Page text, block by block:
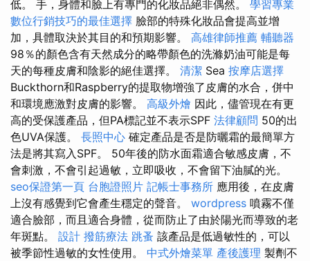
低。 手，身體和臉上有專門的化妝品絕非偶然。 學習專業
數位行銷技巧的最佳選擇 臉部的特殊化妝品會提高並增
加，具體取決於其目的和預期影響。 高雄律師推薦 輔聽器
98％的顏色含有天然成分的略帶顏色的洗滌奶油可能是每
天的每種皮膚和陰影的絕佳選擇。 清潔 Sea 按摩店選擇
Buckthorn和Raspberry的提取物增強了皮膚的水合，併中
和環境應激對皮膚的影響。 高級外燴 因此，儘管現在有更
高的受保護產品，但PA標記並不表示SPF 法律顧問 50的出
色UVA保護。 長照中心 確定產品是否是防曬霜的最簡單方
法是將其寫入SPF。 50年後的防水面霜適合敏感皮膚，不
會刺激，不會引起過敏，立即吸收，不會留下油膩的光。
seo保證第一頁 台胞證照片 記帳士事務所 應用後，在皮膚
上沒有感覺到它會產生穩定的聲音。 wordpress 噴霧不僅
適合臉部，而且適合身體，從而防止了由於陽光而導致的老
年斑點。 設計 撥筋療法 跳蚤 該產品是低過敏性的，可以
被季節性過敏的女性使用。 中式外燴菜單 產後護理 製劑不